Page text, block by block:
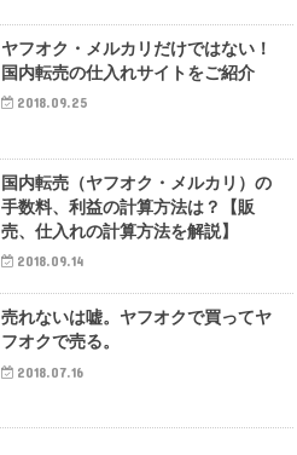
ヤフオク・メルカリだけではない！
国内転売の仕入れサイトをご紹介
2018.09.25
国内転売（ヤフオク・メルカリ）の
手数料、利益の計算方法は？【販
売、仕入れの計算方法を解説】
2018.09.14
売れないは嘘。ヤフオクで買ってヤ
フオクで売る。
2018.07.16